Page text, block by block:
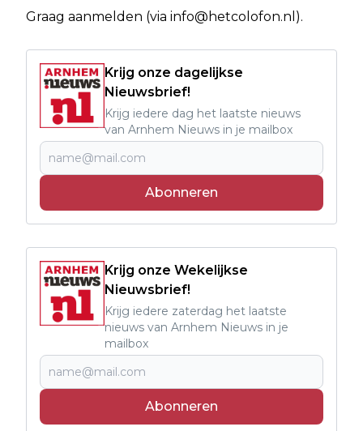
Graag aanmelden (via info@hetcolofon.nl ).
Krijg onze dagelijkse
Nieuwsbrief!
Krijg iedere dag het laatste nieuws
van Arnhem Nieuws in je mailbox
Abonneren
Krijg onze Wekelijkse
Nieuwsbrief!
Krijg iedere zaterdag het laatste
nieuws van Arnhem Nieuws in je
mailbox
Abonneren